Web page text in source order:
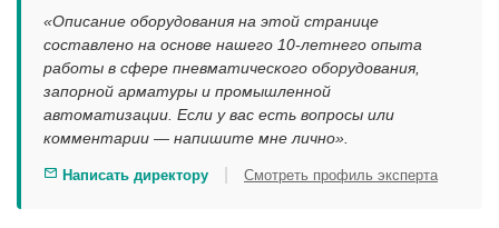
«Описание оборудования на этой странице
составлено на основе нашего 10-летнего опыта
работы в сфере пневматического оборудования,
запорной арматуры и промышленной
автоматизации. Если у вас есть вопросы или
комментарии — напишите мне лично».
Написать директору Смотреть профиль эксперта